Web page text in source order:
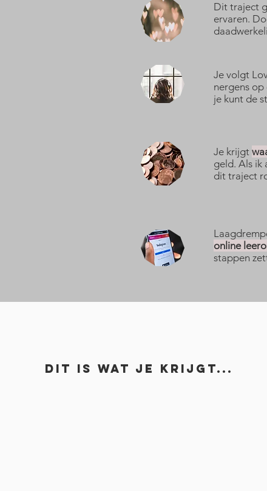
Dit traject
ervaren.
Je volgt
nergens
je kunt de
Je krijgt
geld. Als ik
dit traject
online
stappen
Dit is wat je krijgt...